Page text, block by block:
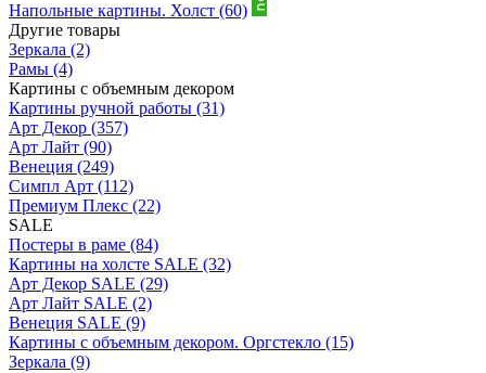
Напольные картины. Холст (60)
Другие товары
Зеркала (2)
Рамы (4)
Картины с объемным декором
Картины ручной работы (31)
Арт Декор (357)
Арт Лайт (90)
Венеция (249)
Симпл Арт (112)
Премиум Плекс (22)
SALE
Постеры в раме (84)
Картины на холсте SALE (32)
Арт Декор SALE (29)
Арт Лайт SALE (2)
Венеция SALE (9)
Картины с объемным декором. Оргстекло (15)
Зеркала (9)